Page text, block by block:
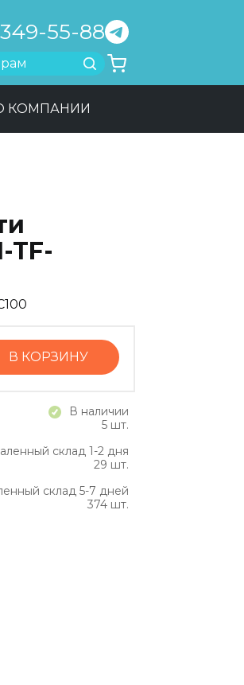
55-88
Найти
КОМПАНИИ
TF-
В КОРЗИНУ
В наличии
5 шт.
склад 1-2 дня
29 шт.
склад 5-7 дней
374 шт.